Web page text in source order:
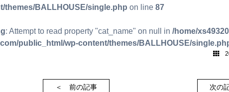
themes/BALLHOUSE/single.php on line 87
: Attempt to read property "cat_name" on null in /home/
public_html/wp-content/themes/BALLHOUSE/
＜ 前の記事 次の